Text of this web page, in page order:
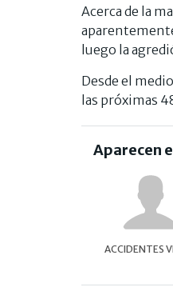
Acerca de la
luego la
Desde el
las próximas
Aparecen
ACCIDENTES